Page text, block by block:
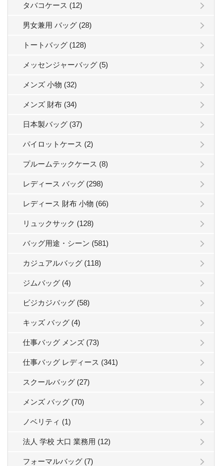
タバコケース (12)
男女兼用 バッグ (28)
トートバッグ (128)
メッセンジャーバッグ (5)
メンズ 小物 (32)
メンズ 財布 (34)
日本製バッグ (37)
パイロットケース (2)
プルームテックケース (8)
レディース バッグ (298)
レディース 財布 小物 (66)
リュックサック (128)
バッグ用途・シーン (581)
カジュアルバッグ (118)
ジムバッグ (4)
ビジカジバッグ (58)
キッズ バッグ (4)
仕事バッグ メンズ (73)
仕事バッグ レディース (341)
スクールバッグ (27)
メンズ バッグ (70)
ノベリティ (1)
法人 学校 大口 業務用 (12)
フォーマルバッグ (7)